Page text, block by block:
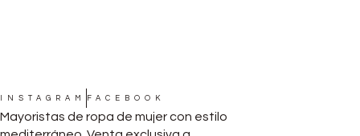
INSTAGRAM FACEBOOK
Mayoristas de ropa de mujer con estilo